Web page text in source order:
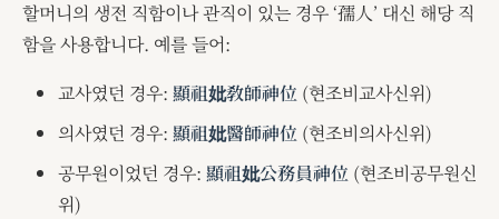
할머니의 생전 직함이나 관직이 있는 경우 ‘孺人’ 대신 해당 직
함을 사용합니다. 예를 들어:
교사였던 경우: 顯祖妣敎師神位 (현조비교사신위)
의사였던 경우: 顯祖妣醫師神位 (현조비의사신위)
공무원이었던 경우: 顯祖妣公務員神位 (현조비공무원신
위)